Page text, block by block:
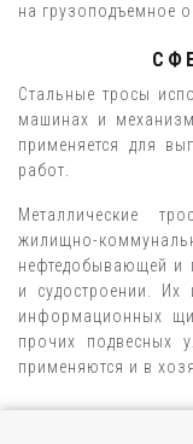
на грузоподъемное
Стальные тросы
машинах и
применяется для
работ.
Металлические
жилищно-
нефтедобывающей и
и судостроении.
информационных
прочих подвесных
применяются и в